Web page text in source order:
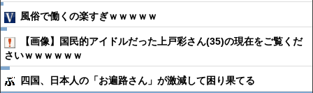
風俗で働くの楽すぎｗｗｗｗｗ
【画像】国民的アイドルだった上戸彩さん(35)の現在をご覧くだ
さいｗｗｗｗｗｗ
四国、日本人の「お遍路さん」が激減して困り果てる